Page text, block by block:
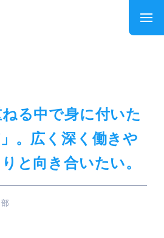
る中で身に付いた
」。広く深く働きや
と向き合いたい。